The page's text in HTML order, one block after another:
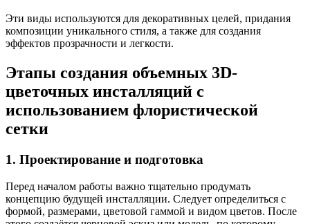
Эти виды используются для декоративных целей, придания
композиции уникального стиля, а также для создания
эффектов прозрачности и легкости.
Этапы создания объемных 3D-
цветочных инсталляций с
использованием флористической
сетки
1. Проектирование и подготовка
Перед началом работы важно тщательно продумать
концепцию будущей инсталляции. Следует определиться с
формой, размерами, цветовой гаммой и видом цветов. После